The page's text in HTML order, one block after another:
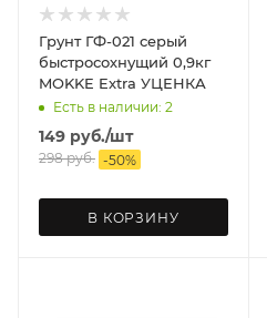
Грунт ГФ-021 серый
быстросохнущий 0,9кг
MOKKE Extra УЦЕНКА
Есть в наличии: 2
149 руб./шт
298руб. -50%
В КОРЗИНУ